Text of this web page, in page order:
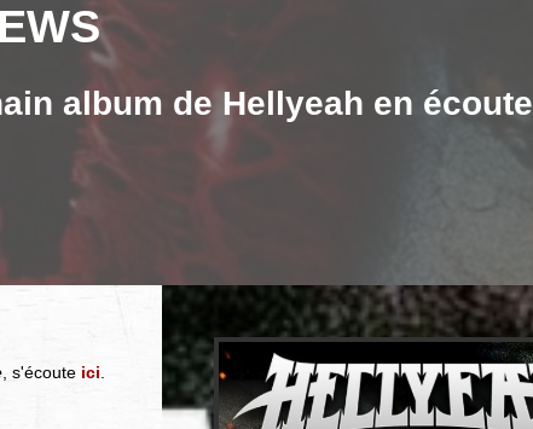
album de Hellyeah en écoute
, s'écoute ici.